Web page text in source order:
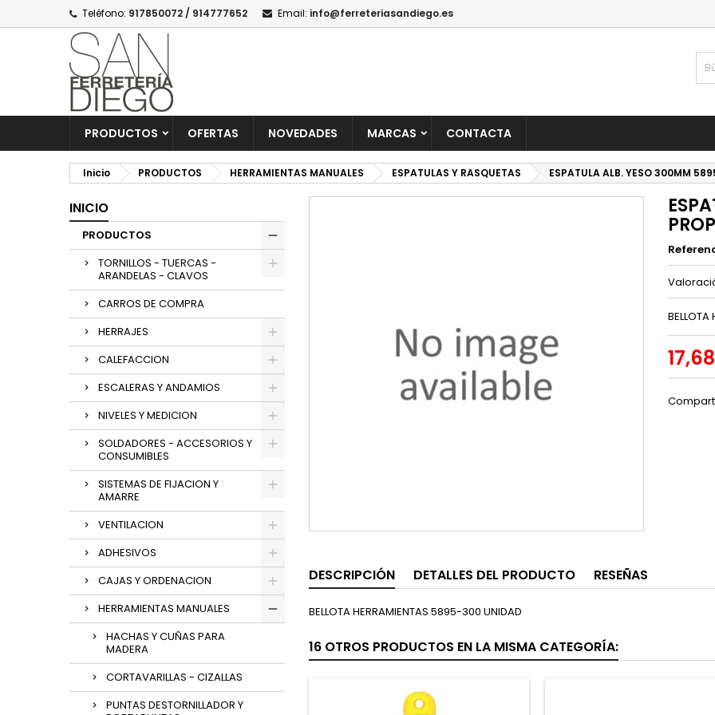
Teléfono: 917850072 / 914777652 Email: info@ferreteriasandiego.es
PRODUCTOS OFERTAS NOVEDADES MARCAS CONTACTA
Inicio PRODUCTOS HERRAMIENTAS MANUALES ESPATULAS Y RASQUETAS ESPATULA ALB. YESO 300MM
INICIO
PRODUCTOS
TORNILLOS - TUERCAS -
ARANDELAS - CLAVOS
CARROS DE COMPRA
HERRAJES
CALEFACCION
ESCALERAS Y ANDAMIOS
NIVELES Y MEDICION
SOLDADORES - ACCESORIOS Y
CONSUMIBLES
SISTEMAS DE FIJACION Y
AMARRE
VENTILACION
ADHESIVOS
CAJAS Y ORDENACION
HERRAMIENTAS MANUALES
HACHAS Y CUÑAS PARA
MADERA
CORTAVARILLAS - CIZALLAS
PUNTAS DESTORNILLADOR Y
DESCRIPCIÓN DETALLES DEL PRODUCTO RESEÑAS
BELLOTA HERRAMIENTAS 5895-300 UNIDAD
16 OTROS PRODUCTOS EN LA MISMA CATEGORÍA: